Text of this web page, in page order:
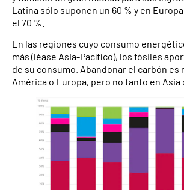
Latina sólo suponen un 60 % y en
el 70 %.
En las regiones cuyo consumo
más (léase Asia-Pacífico), los fósiles
de su consumo. Abandonar el carbón es
América o Europa, pero no tanto en Asia